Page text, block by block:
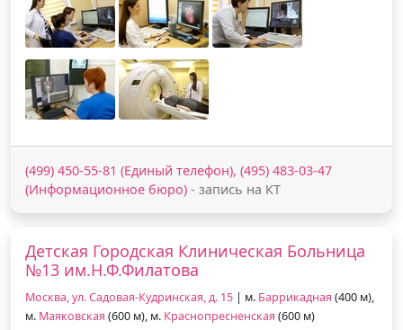
(499) 450-55-81 (Единый телефон), (495) 483-03-47
(Информационное бюро) - запись на КТ
Детская Городская Клиническая Больница
№13 им.Н.Ф.Филатова
Москва, ул. Садовая-Кудринская, д. 15 | м. Баррикадная (400 м),
м. Маяковская (600 м), м. Краснопресненская (600 м)